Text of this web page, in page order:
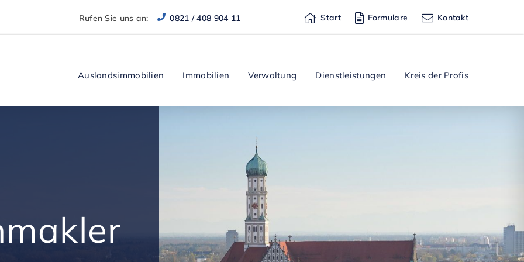
Rufen Sie uns an: 0821 / 408 904 11 Start Formulare Kontakt
Auslandsimmobilien Immobilien Verwaltung Dienstleistungen Kreis der Profis